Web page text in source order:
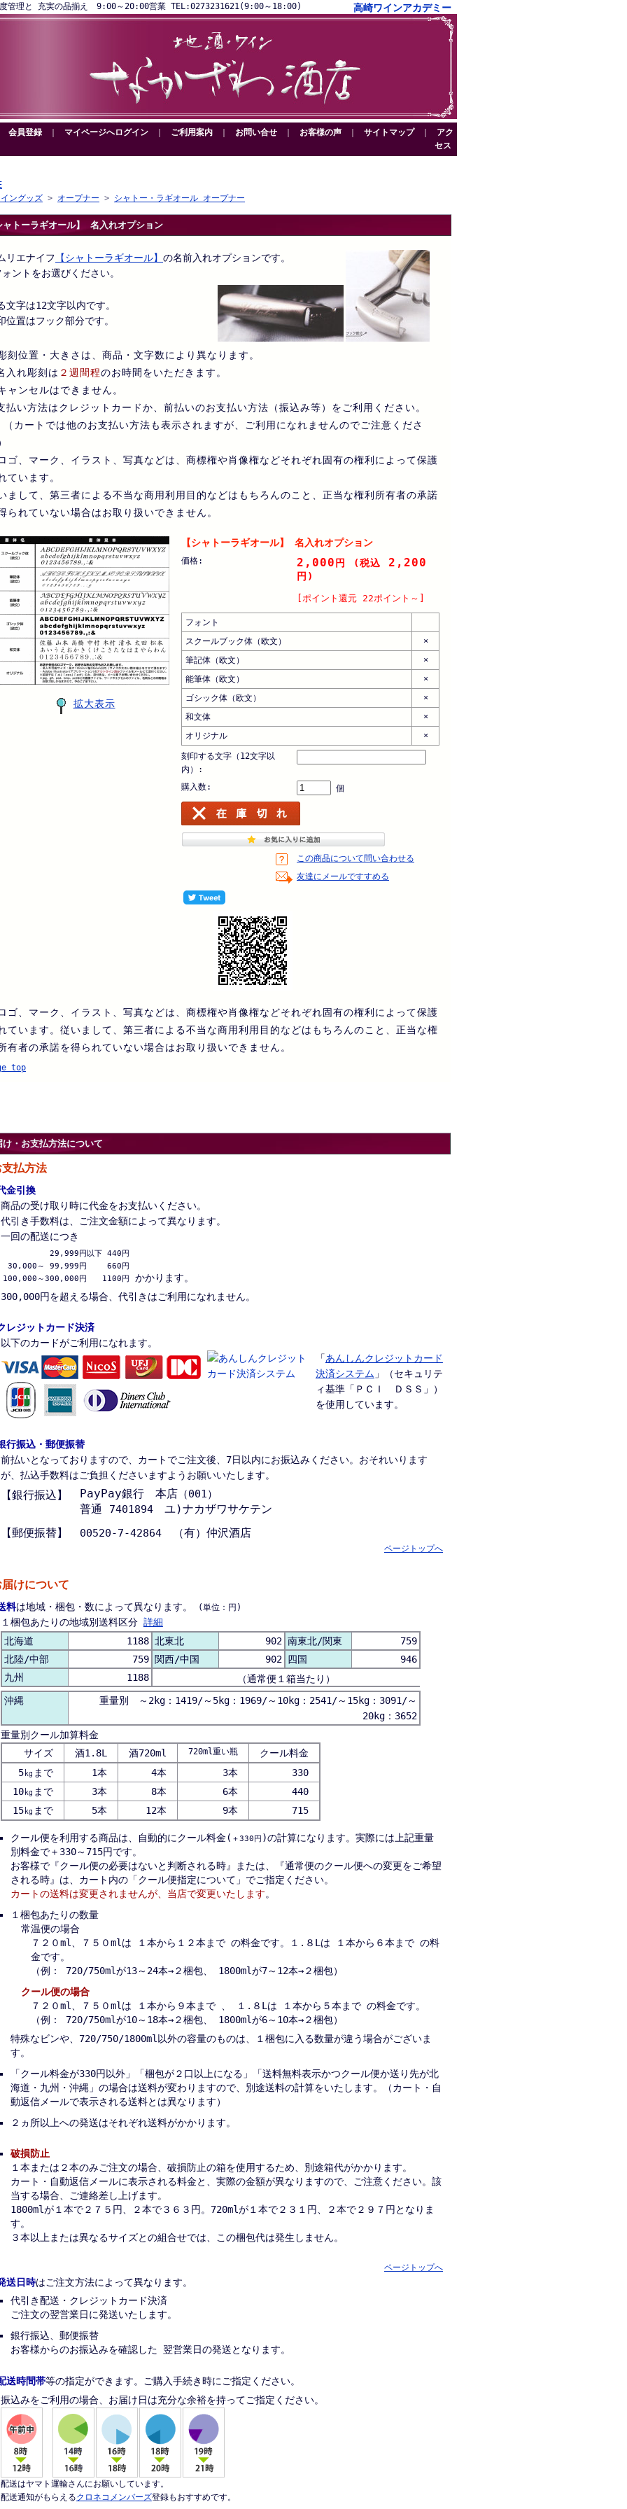
管理と 充実の品揃え 9:00～20:00営業 TEL:0273231621(9:00～18:00) 高崎ワインアカデミー
会員登録 マイページへログイン ご利用案内 お問い合せ お客様の声 サイトマップ
アク
セス
ングッズ > オープナー > シャトー・ラギオール オープナー
ャトーラギオール】 名入れオプション
リエナイフ 【シャトーラギオール】 の名前入れオプションです。
ントをお選びください。
文字は12文字以内です。
位置はフック部分です。
刻位置・大きさは、商品・文字数により異なります。
入れ彫刻は ２週間程のお時間をいただきます。
ャンセルはできません。
払い方法はクレジットカードか、前払いのお支払い方法（振込み等）をご利用ください。
ートでは他のお支払い方法も表示されますが、ご利用になれませんのでご注意くださ
ゴ、マーク、イラスト、写真などは、商標権や肖像権などそれぞれ固有の権利によって保護
ています。
まして、第三者による不当な商用利用目的などはもちろんのこと、正当な権利所有者の承諾
られていない場合はお取り扱いできません。
拡大表示
【シャトーラギオール】 名入れオプション
価格: 2,000 円 (税込 2,200
円)
[ポイント還元 22ポイント～]
フォント
スクールブック体（欧文）
×
筆記体（欧文）
×
能筆体（欧文）
×
ゴシック体（欧文）
×
和文体
×
オリジナル
×
刻印する文字（12文字以
内）:
購入数:
個
この商品について問い合わせる
友達にメールですすめる
ゴ、マーク、イラスト、写真などは、商標権や肖像権などそれぞれ固有の権利によって保護
ています。従いまして、第三者による不当な商用利用目的などはもちろんのこと、正当な権
有者の承諾を得られていない場合はお取り扱いできません。
top
け・お支払方法について
払方法
金引換
商品の受け取り時に代金をお支払いください。
代引き手数料は、ご注文金額によって異なります。
一回の配送につき
          29,999円以下 440円
30,000～ 99,999円　　 660円
100,000～300,000円　　1100円
かかります。
300,000円を超える場合、代引きはご利用になれません。
レジットカード決済
以下のカードがご利用になれます。
「あんしんクレジットカード
決済システム 」（セキュリテ
ィ基準「ＰＣＩ ＤＳＳ」）
を使用しています。
行振込・郵便振替
前払いとなっておりますので、カートでご注文後、7日以内にお振込みください。おそれいります
が、払込手数料はご負担くださいますようお願いいたします。
【銀行振込】 PayPay銀行 本店（001）
普通 7401894ユ)ナカザワサケテン
【郵便振替】
00520-7-42864（有）仲沢酒店
ページトップへ
けについて
料は地域・梱包・数によって異なります。 (単位：円)
１梱包あたりの地域別送料区分 詳細
北海道
1188 北東北 902 南東北/関東
759
北陸/中部
759 関西/中国 902 四国
946
九州
1188
（通常便１箱当たり）
沖縄
重量別 ～2kg：1419/～5kg：1969/～10kg：2541/～15kg：3091/～
20kg：3652
重量別クール加算料金
サイズ
酒1.8L 酒720ml 720ml重い瓶
クール料金
5㎏まで
1本 4本 3本
330
10㎏まで
3本 8本 6本
440
15㎏まで
5本 12本 9本 715
クール便を利用する商品は、自動的にクール料金( ＋330円 )の計算になります。実際には上記重量
別料金で＋330～715円です。
お客様で『クール便の必要はないと判断される時』または、『通常便のクール便への変更をご希望
される時』は、カート内の「クール便指定について」でご指定ください。
カートの送料は変更されませんが、当店で変更いたします。
１梱包あたりの数量
常温便の場合
７２０ml、７５０mlは １本から１２本まで の料金です。１.８Lは １本から６本まで の料
金です。
（例： 720/750mlが13～24本→２梱包、 1800mlが7～12本→２梱包）
クール便の場合
７２０ml、７５０mlは １本から９本まで 、 １.８Lは １本から５本まで の料金です。
（例： 720/750mlが10～18本→２梱包、 1800mlが6～10本→２梱包）
特殊なビンや、720/750/1800ml以外の容量のものは、１梱包に入る数量が違う場合がございま
す。
「クール料金が330円以外」「梱包が２口以上になる」「送料無料表示かつクール便か送り先が北
海道・九州・沖縄」の場合は送料が変わりますので、別途送料の計算をいたします。（カート・自
動返信メールで表示される送料とは異なります）
２ヵ所以上への発送はそれぞれ送料がかかります。
破損防止
１本または２本のみご注文の場合、破損防止の箱を使用するため、別途箱代がかかります。
カート・自動返信メールに表示される料金と、実際の金額が異なりますので、ご注意ください。該
当する場合、ご連絡差し上げます。
1800mlが１本で２７５円、２本で３６３円。720mlが１本で２３１円、２本で２９７円となりま
す。
３本以上または異なるサイズとの組合せでは、この梱包代は発生しません。
ページトップへ
送日時はご注文方法によって異なります。
代引き配送・クレジットカード決済
ご注文の翌営業日に発送いたします。
銀行振込、郵便振替
お客様からのお振込みを確認した 翌営業日の発送となります。
送時間帯等の指定ができます。ご購入手続き時にご指定ください。
振込みをご利用の場合、お届け日は充分な余裕を持ってご指定ください。
配送はヤマト運輸さんにお願いしています。
配送通知がもらえるクロネコメンバーズ登録もおすすめです。